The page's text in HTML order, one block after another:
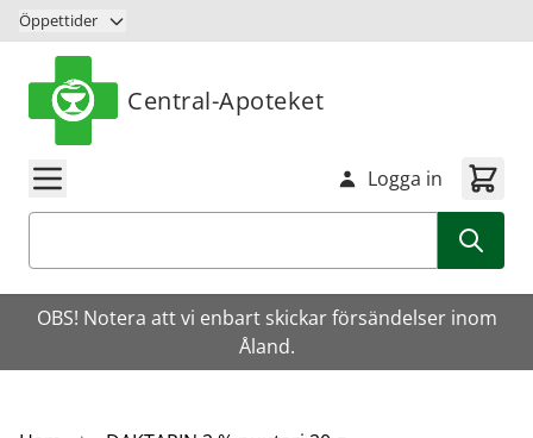
Hoppa till innehåll
Öppettider
Central-Apoteket
Logga in
OBS! Notera att vi enbart skickar försändelser inom
Åland.